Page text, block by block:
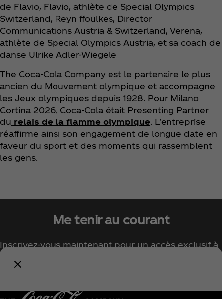
de Flavio, Flavio, athlète de Special Olympics
Switzerland, Reyn ffoulkes, Director
Communications Austria & Switzerland, Verena,
athlète de Special Olympics Austria, et sa coach de
danse Ulrike Adler-Wiegele
The Coca‑Cola Company est le partenaire le plus
ancien du Mouvement olympique et accompagne
les Jeux olympiques depuis 1928. Pour Milano
Cortina 2026, Coca‑Cola était Presenting Partner
du relais de la flamme olympique. L’entreprise
réaffirme ainsi son engagement de longue date en
faveur du sport et des moments qui rassemblent
les gens.
Me tenir au courant
Inscrivez-vous maintenant pour un accès exclusif à
tout l'univers Coca‑Cola !